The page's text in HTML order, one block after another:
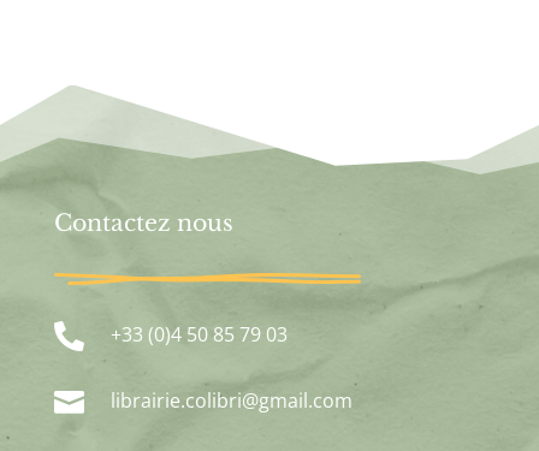
Contactez nous
 +33 (0)4 50 85 79 03
 librairie.colibri@gmail.com